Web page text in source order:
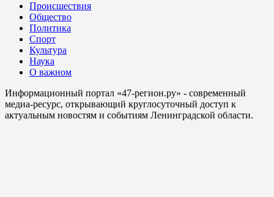
Происшествия
Общество
Политика
Спорт
Культура
Наука
О важном
Информационный портал «47-регион.ру» - современный
медиа-ресурс, открывающий круглосуточный доступ к
актуальным новостям и событиям Ленинградской области.